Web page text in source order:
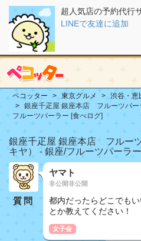
超人気店の予約代行
LINEで友達に追加
ペコッター 東京グルメ
渋谷・恵
銀座千疋屋 銀座本店 フルーツパー
フルーツパーラー [食べログ]
銀座千疋屋 銀座本店 フルー
キヤ） - 銀座/フルーツパーラ
質問
ヤマト
非公開非公開
都内だったらどこでも
とか教えてください！
女子会